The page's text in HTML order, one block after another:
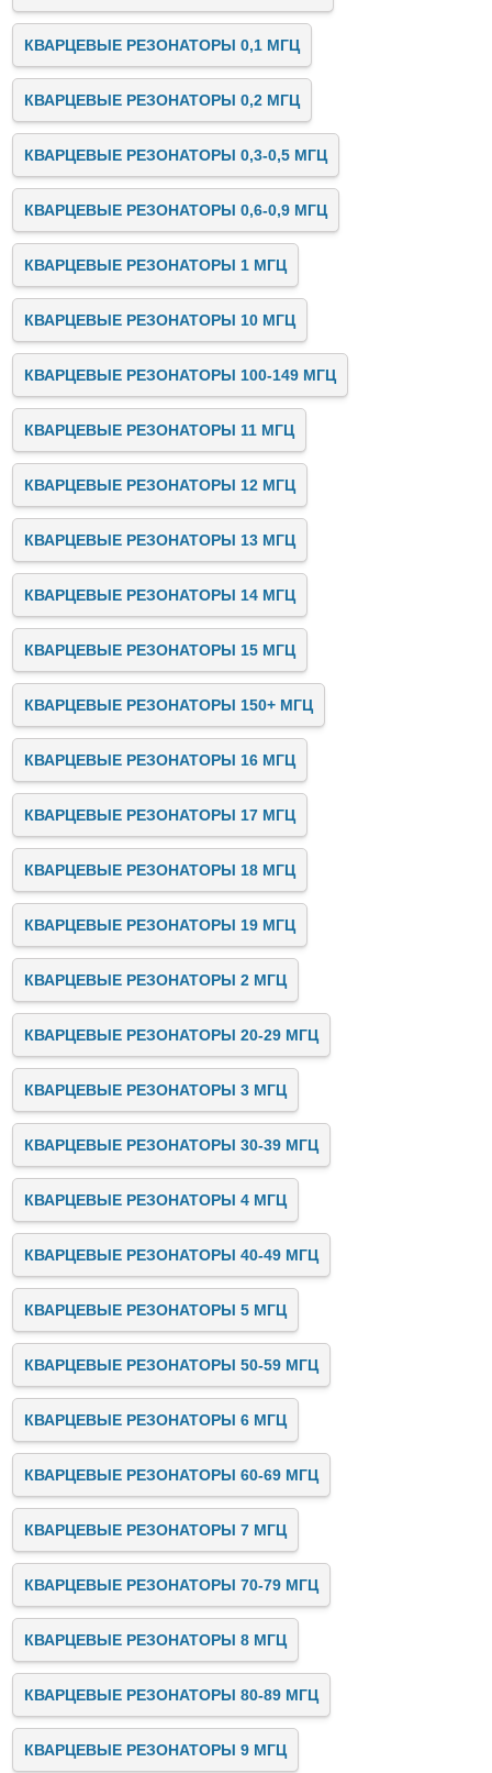
КВАРЦЕВЫЕ РЕЗОНАТОРЫ 0,1 МГЦ
КВАРЦЕВЫЕ РЕЗОНАТОРЫ 0,2 МГЦ
КВАРЦЕВЫЕ РЕЗОНАТОРЫ 0,3-0,5 МГЦ
КВАРЦЕВЫЕ РЕЗОНАТОРЫ 0,6-0,9 МГЦ
КВАРЦЕВЫЕ РЕЗОНАТОРЫ 1 МГЦ
КВАРЦЕВЫЕ РЕЗОНАТОРЫ 10 МГЦ
КВАРЦЕВЫЕ РЕЗОНАТОРЫ 100-149 МГЦ
КВАРЦЕВЫЕ РЕЗОНАТОРЫ 11 МГЦ
КВАРЦЕВЫЕ РЕЗОНАТОРЫ 12 МГЦ
КВАРЦЕВЫЕ РЕЗОНАТОРЫ 13 МГЦ
КВАРЦЕВЫЕ РЕЗОНАТОРЫ 14 МГЦ
КВАРЦЕВЫЕ РЕЗОНАТОРЫ 15 МГЦ
КВАРЦЕВЫЕ РЕЗОНАТОРЫ 150+ МГЦ
КВАРЦЕВЫЕ РЕЗОНАТОРЫ 16 МГЦ
КВАРЦЕВЫЕ РЕЗОНАТОРЫ 17 МГЦ
КВАРЦЕВЫЕ РЕЗОНАТОРЫ 18 МГЦ
КВАРЦЕВЫЕ РЕЗОНАТОРЫ 19 МГЦ
КВАРЦЕВЫЕ РЕЗОНАТОРЫ 2 МГЦ
КВАРЦЕВЫЕ РЕЗОНАТОРЫ 20-29 МГЦ
КВАРЦЕВЫЕ РЕЗОНАТОРЫ 3 МГЦ
КВАРЦЕВЫЕ РЕЗОНАТОРЫ 30-39 МГЦ
КВАРЦЕВЫЕ РЕЗОНАТОРЫ 4 МГЦ
КВАРЦЕВЫЕ РЕЗОНАТОРЫ 40-49 МГЦ
КВАРЦЕВЫЕ РЕЗОНАТОРЫ 5 МГЦ
КВАРЦЕВЫЕ РЕЗОНАТОРЫ 50-59 МГЦ
КВАРЦЕВЫЕ РЕЗОНАТОРЫ 6 МГЦ
КВАРЦЕВЫЕ РЕЗОНАТОРЫ 60-69 МГЦ
КВАРЦЕВЫЕ РЕЗОНАТОРЫ 7 МГЦ
КВАРЦЕВЫЕ РЕЗОНАТОРЫ 70-79 МГЦ
КВАРЦЕВЫЕ РЕЗОНАТОРЫ 8 МГЦ
КВАРЦЕВЫЕ РЕЗОНАТОРЫ 80-89 МГЦ
КВАРЦЕВЫЕ РЕЗОНАТОРЫ 9 МГЦ